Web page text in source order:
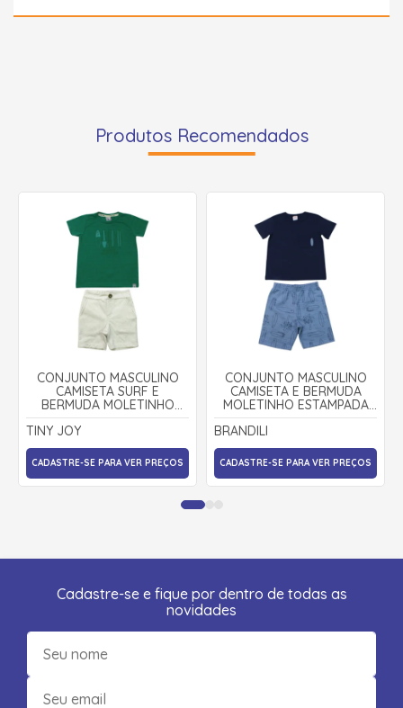
Produtos Recomendados
CONJUNTO MASCULINO
CAMISETA SURF E
BERMUDA MOLETINHO
12021 - TINY JOY
TINY JOY
CADASTRE-SE PARA VER PREÇOS
CONJUNTO MASCULINO
CAMISETA E BERMUDA
MOLETINHO ESTAMPADA
SURF 26555 - BRANDILI
BRANDILI
CADASTRE-SE PARA VER PREÇOS
Cadastre-se e fique por dentro de todas as
novidades